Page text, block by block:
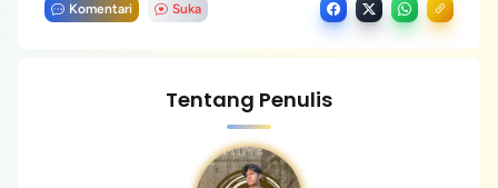
Komentari Suka
Tentang Penulis